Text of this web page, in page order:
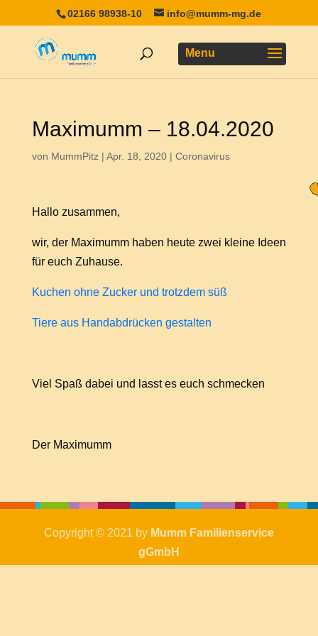
02166 98938-10 info@mumm-mg.de
Maximumm – 18.04.2020
von MummPitz| Apr. 18, 2020| Coronavirus
Hallo zusammen,
wir, der Maximumm haben heute zwei kleine Ideen
für euch Zuhause.
Kuchen ohne Zucker und trotzdem süß
Tiere aus Handabdrücken gestalten
Viel Spaß dabei und lasst es euch schmecken
Der Maximumm
Copyright © 2021 by Mumm Familienservice
gGmbH